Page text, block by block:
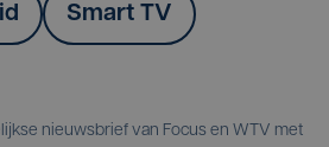
Smart TV
nieuwsbrief van Focus en WTV met